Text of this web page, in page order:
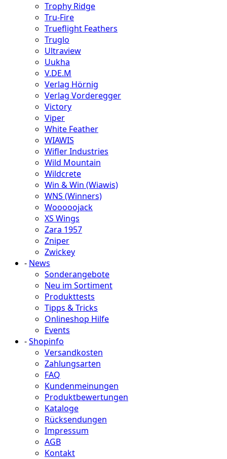
Trophy Ridge
Tru-Fire
Trueflight Feathers
Truglo
Ultraview
Uukha
V.DE.M
Verlag Hörnig
Verlag Vorderegger
Victory
Viper
White Feather
WIAWIS
Wifler Industries
Wild Mountain
Wildcrete
Win & Win (Wiawis)
WNS (Winners)
Wooooojack
XS Wings
Zara 1957
Zniper
Zwickey
- News
Sonderangebote
Neu im Sortiment
Produkttests
Tipps & Tricks
Onlineshop Hilfe
Events
-Shopinfo
Versandkosten
Zahlungsarten
FAQ
Kundenmeinungen
Produktbewertungen
Kataloge
Rücksendungen
Impressum
AGB
Kontakt